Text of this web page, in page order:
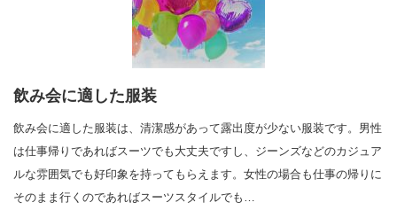
飲み会に適した服装
飲み会に適した服装は、清潔感があって露出度が少ない服装です。男性
は仕事帰りであればスーツでも大丈夫ですし、ジーンズなどのカジュア
ルな雰囲気でも好印象を持ってもらえます。女性の場合も仕事の帰りに
そのまま行くのであればスーツスタイルでも…